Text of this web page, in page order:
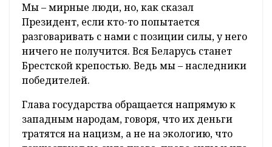
Мы – мирные люди, но, как сказал
Президент, если кто-то попытается
разговаривать с нами с позиции силы, у него
ничего не получится. Вся Беларусь станет
Брестской крепостью. Ведь мы – наследники
победителей.
Глава государства обращается напрямую к
западным народам, говоря, что их деньги
тратятся на нацизм, а не на экологию, что